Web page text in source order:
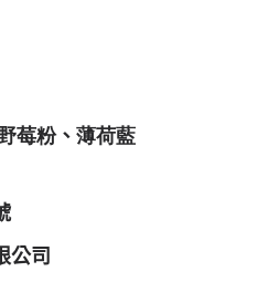
莓粉、 薄荷藍
公司